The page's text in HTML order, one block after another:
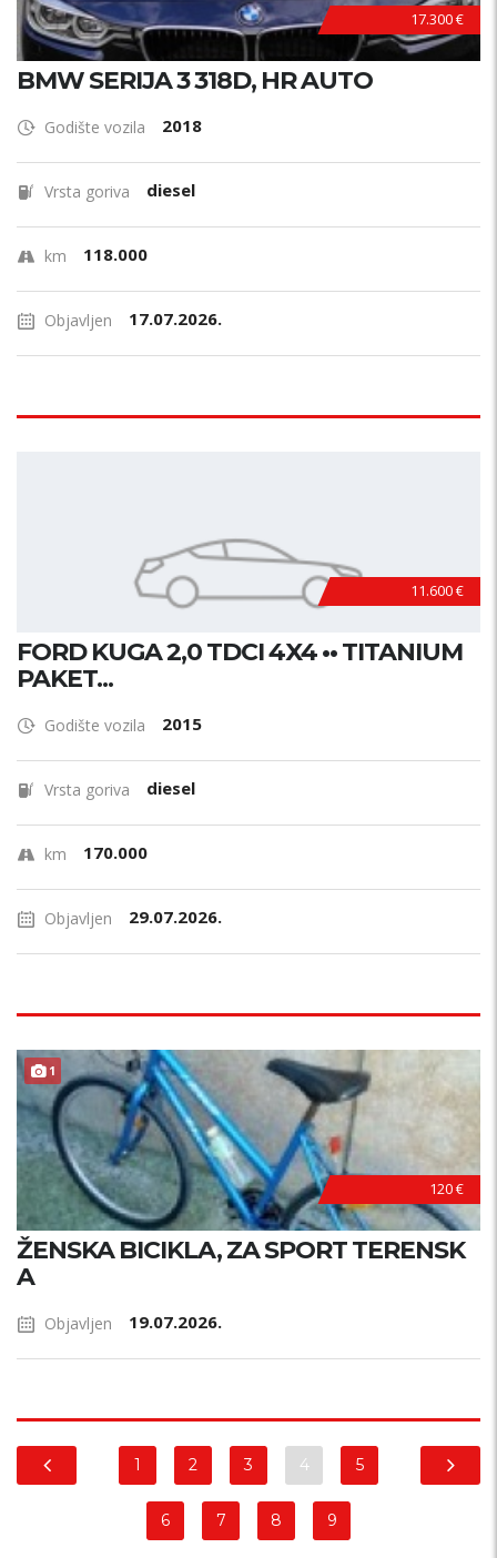
17.300 €
BMW SERIJA 3 318D, HR AUTO
Godište vozila 2018
Vrsta goriva diesel
km 118.000
Objavljen 17.07.2026.
11.600 €
FORD KUGA 2,0 TDCI 4X4 •• TITANIUM
PAKET...
Godište vozila 2015
Vrsta goriva diesel
km 170.000
Objavljen 29.07.2026.
1
120 €
ŽENSKA BICIKLA, ZA SPORT TERENSK
A
Objavljen 19.07.2026.
1 2 3 4 5
6 7 8 9